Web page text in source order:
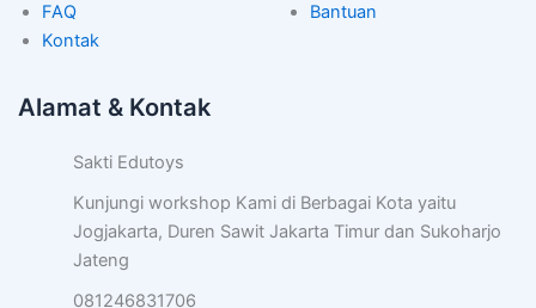
FAQ
Kontak
Bantuan
Alamat & Kontak
Sakti Edutoys
Kunjungi workshop Kami di Berbagai Kota yaitu
Jogjakarta, Duren Sawit Jakarta Timur dan Sukoharjo
Jateng
081246831706